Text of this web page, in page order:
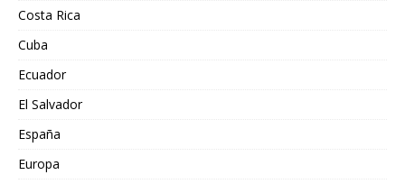
Costa Rica
Cuba
Ecuador
El Salvador
España
Europa